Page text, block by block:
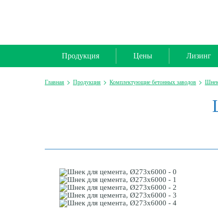
Продукция Цены Лизинг
Главная Продукция Комплектующие бетонных заводов